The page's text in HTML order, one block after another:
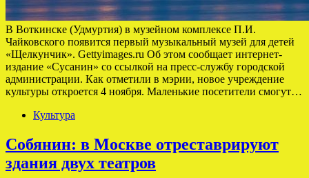
В Воткинске (Удмуртия) в музейном комплексе П.И.
Чайковского появится первый музыкальный музей для детей
«Щелкунчик». Gettyimages.ru Об этом сообщает интернет-
издание «Сусанин» со ссылкой на пресс-службу городской
администрации. Как отметили в мэрии, новое учреждение
культуры откроется 4 ноября. Маленькие посетители смогут…
Культура
Собянин: в Москве отреставрируют
здания двух театров